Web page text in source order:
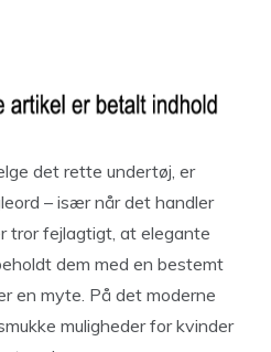
det rette undertøj, er
– især når det handler
tror fejlagtigt, at elegante
dem med en bestemt
en myte. På det moderne
muligheder for kvinder